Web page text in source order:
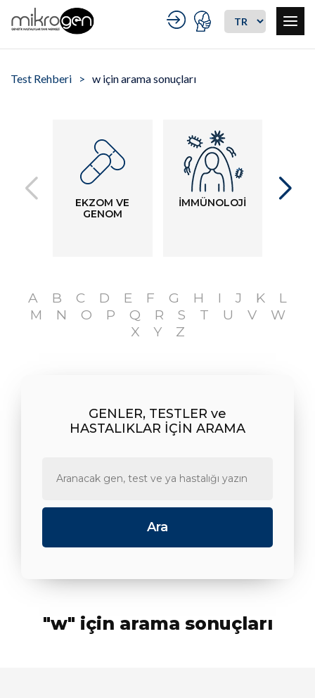
Test Rehberi w için arama sonuçları
EKZOM VE
GENOM
İMMÜNOLOJİ
A B C D E F G H I J K
L
M
N O P Q R S T U V
W
X
Y Z
GENLER, TESTLER ve
HASTALIKLAR İÇİN ARAMA
"w" için arama sonuçları